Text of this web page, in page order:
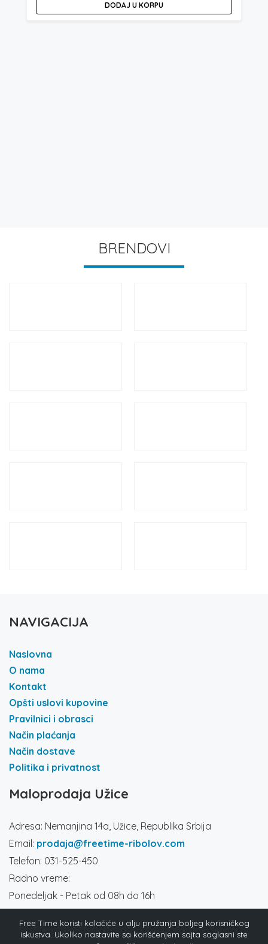
DODAJ U KORPU
BRENDOVI
NAVIGACIJA
Naslovna
O nama
Kontakt
Opšti uslovi kupovine
Pravilnici i obrasci
Način plaćanja
Način dostave
Politika i privatnost
Maloprodaja Užice
Adresa: Nemanjina 14a, Užice, Republika Srbija
Email: prodaja@freetime-ribolov.com
Telefon: 031-525-450
Radno vreme:
Ponedeljak - Petak od 08h do 16h
Društvene mreže
Free Time koristi kolačiće u cilju pružanja boljeg korisničkog
iskustva. Ukoliko nastavite sa korišćenjem sajta saglasni ste